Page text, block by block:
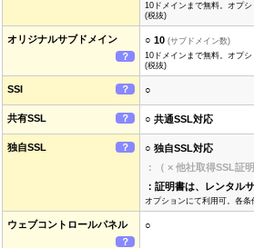
10ドメインまで無料。オプ
(税抜)
オリジナルサブドメイン
？
○ 10 (サブドメイン数)
10ドメインまで無料。オプ
(税抜)
SSI ？ ○
共有SSL ？ ○ 共通SSL対応
独自SSL ？
○ 独自SSL対応
：（ × 他社取得SSL証
：証明書は、レンタル
オプションにて利用可。各条
ウェブコントロールパネル
？
○